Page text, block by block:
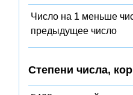
Число на 1 меньше
предыдущее число
Степени числа,